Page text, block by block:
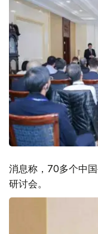
消息称，70多个中
研讨会。